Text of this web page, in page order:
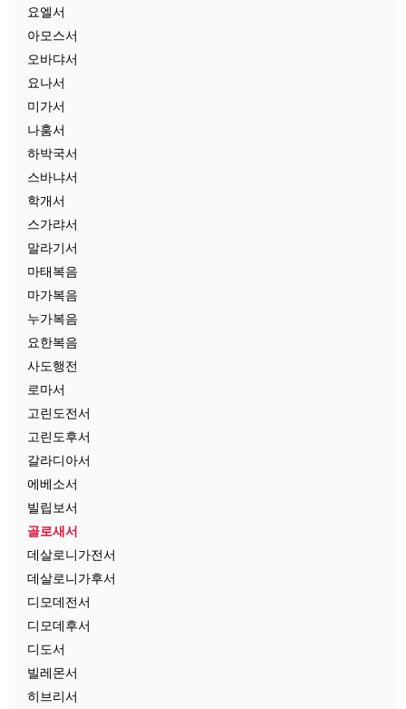
요엘서
아모스서
오바댜서
요나서
미가서
나훔서
하박국서
스바냐서
학개서
스가랴서
말라기서
마태복음
마가복음
누가복음
요한복음
사도행전
로마서
고린도전서
고린도후서
갈라디아서
에베소서
빌립보서
골로새서
데살로니가전서
데살로니가후서
디모데전서
디모데후서
디도서
빌레몬서
히브리서